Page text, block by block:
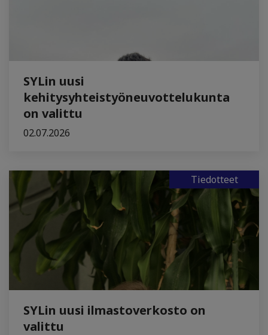
SYLin uusi
kehitysyhteistyöneuvottelukunta
on valittu
02.07.2026
Tiedotteet
SYLin uusi ilmastoverkosto on
valittu